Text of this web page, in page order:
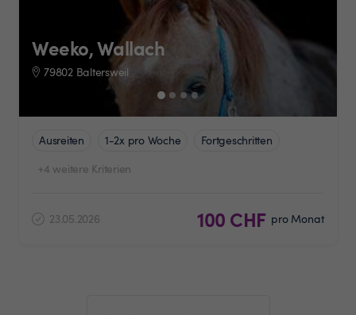
Weeko, Wallach
79802 Baltersweil
Ausreiten 1-2x pro Woche
Fortgeschritten
+4 weitere Kriterien
23.05.2026 100 CHF pro Monat